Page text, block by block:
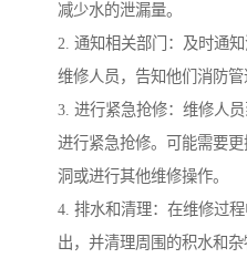
减少水的泄漏量。
2. 通知相关部门：及时通
维修人员，告知他们消防管
3. 进行紧急抢修：维修人
进行紧急抢修。可能需要
洞或进行其他维修操作。
4. 排水和清理：在维修过
出，并清理周围的积水和